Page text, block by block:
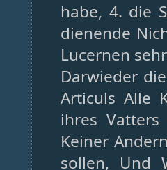
habe, 4. die
dienende
Lucernen
Darwieder
Articuls Alle
ihres
Keiner
sollen, Und